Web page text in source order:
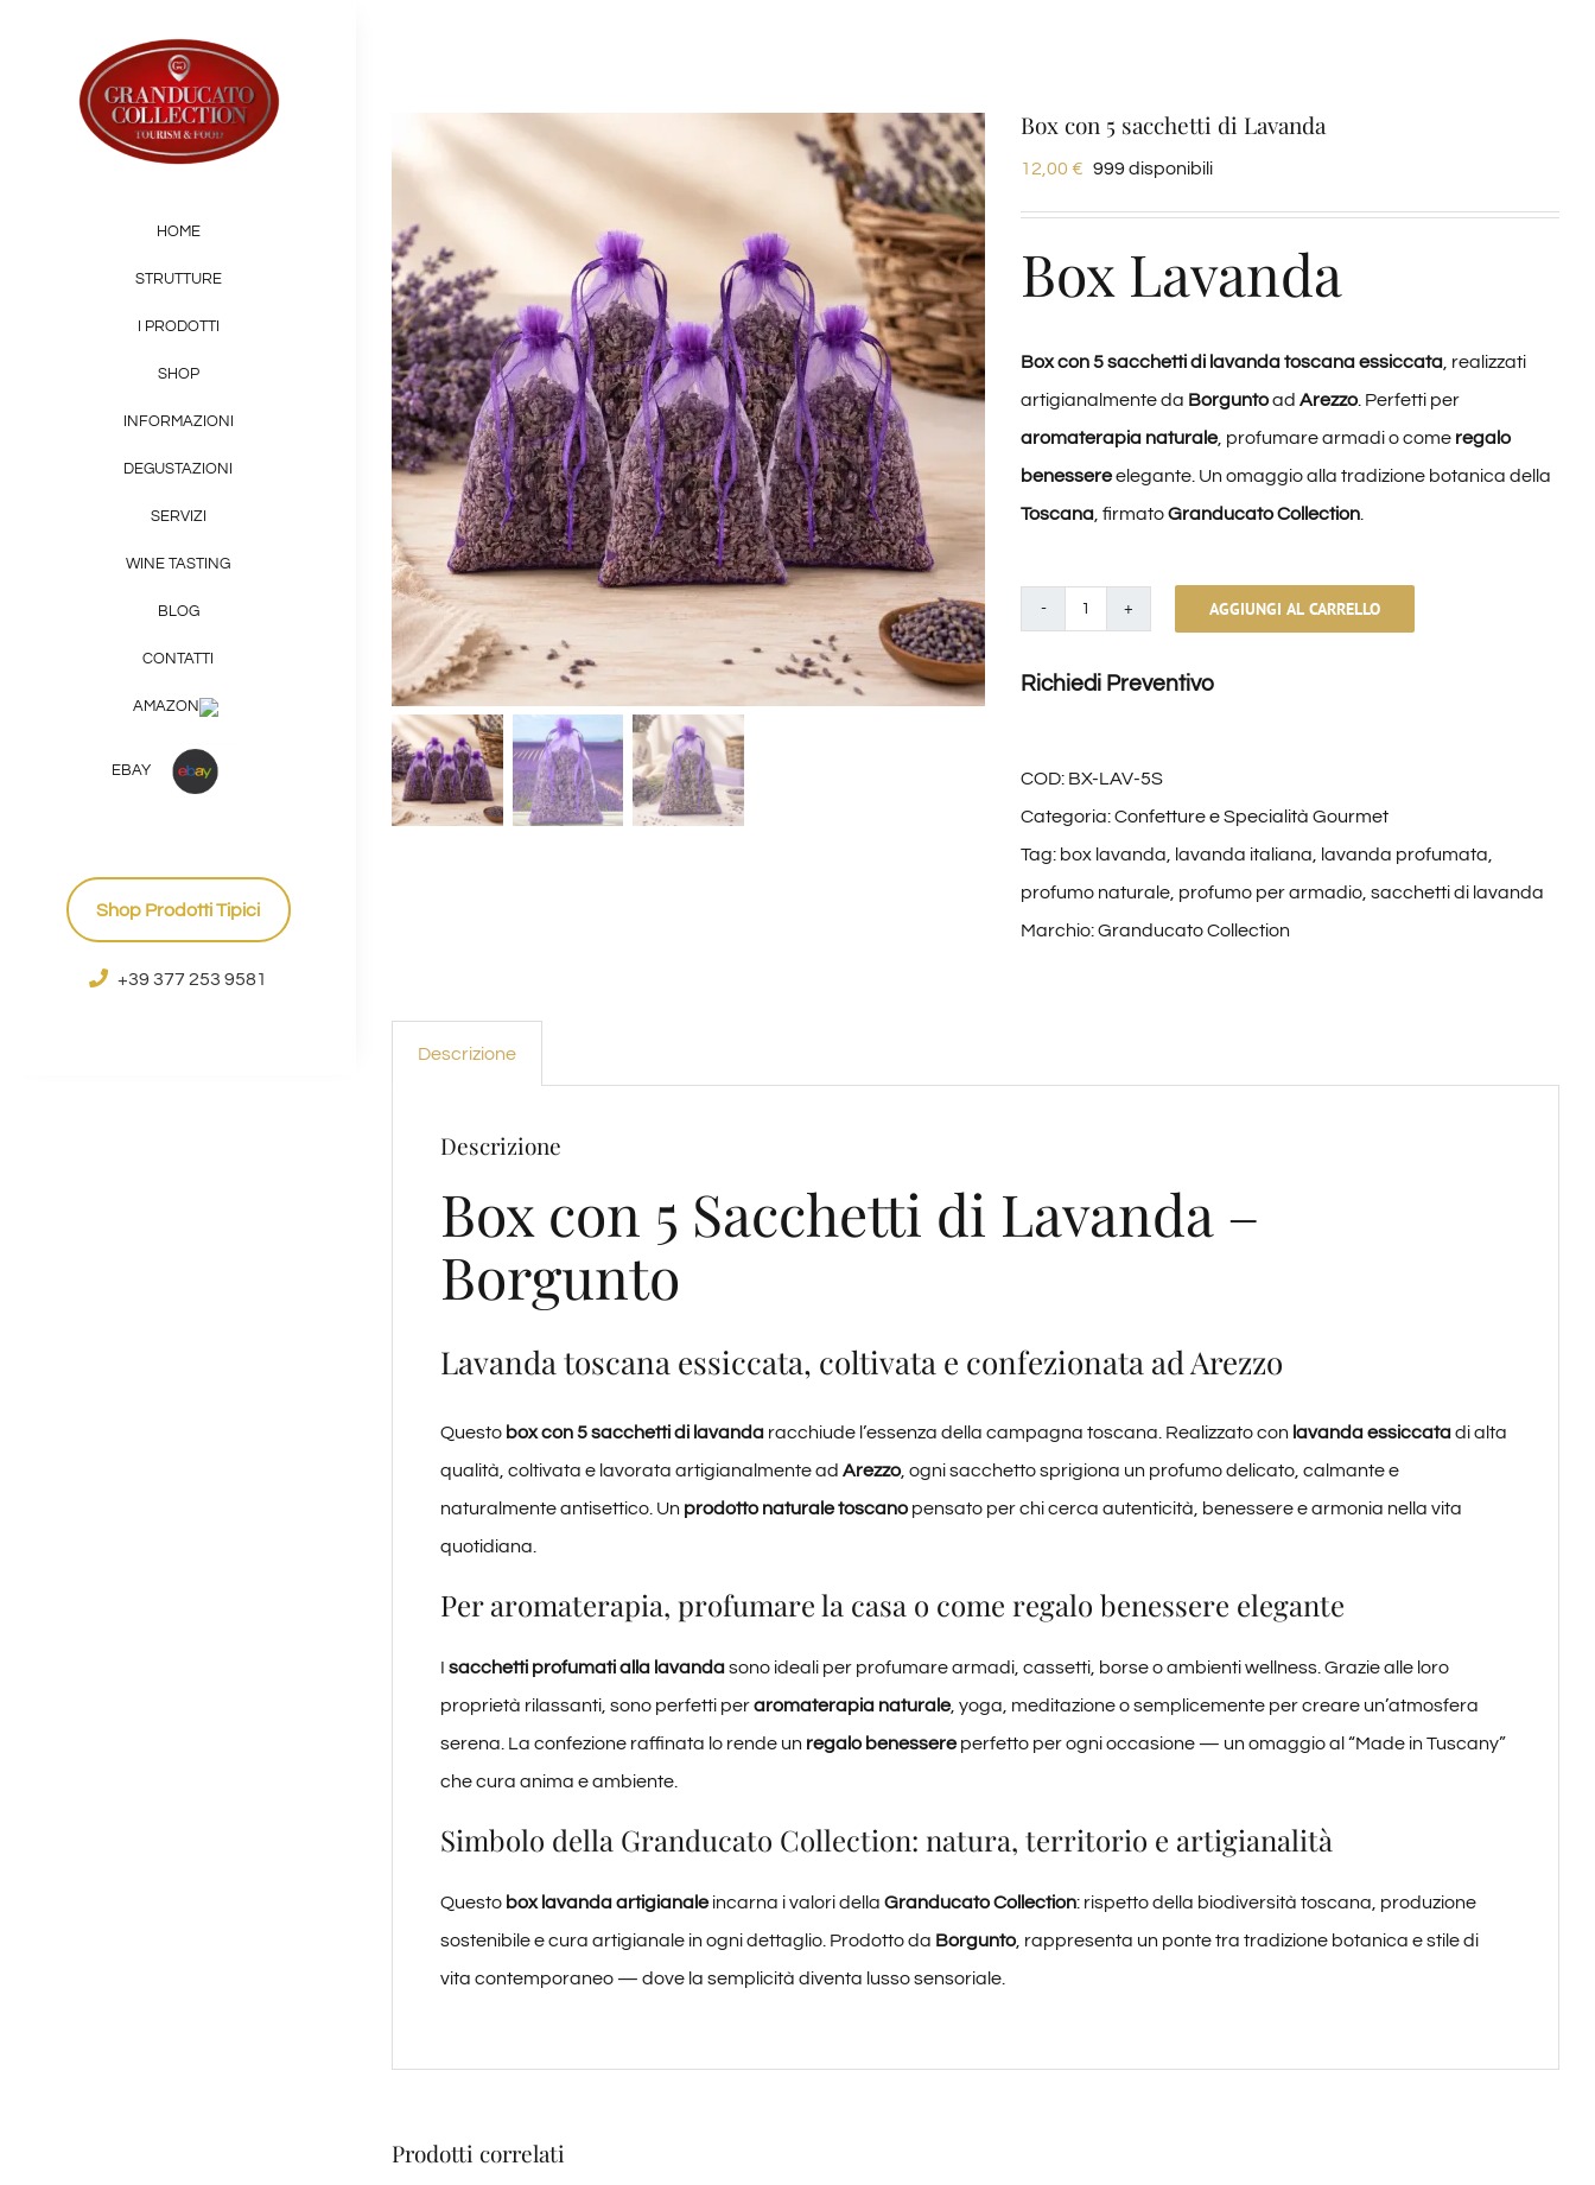
contenuto
HOME
STRUTTURE
I PRODOTTI
SHOP
INFORMAZIONI
DEGUSTAZIONI
SERVIZI
WINE TASTING
BLOG
CONTATTI
AMAZON
EBAY
Shop Prodotti Tipici
+39 377 253 9581
Box con 5 sacchetti di Lavanda
12,00 € 999 disponibili
Box Lavanda
Box con 5 sacchetti di lavanda toscana essiccata , realizzati
artigianalmente da Borguntoad Arezzo. Perfetti per
aromaterapia naturale, profumare armadi o come regalo
benessereelegante. Un omaggio alla tradizione botanica della
Toscana , firmatoGranducato Collection
Box
di
Lavanda
quantità
AGGIUNGI AL CARRELLO
Richiedi Preventivo
COD: BX-LAV-5S
Categoria:Confetture e Specialità Gourmet
Tag: box lavanda lavanda italiana lavanda profumata
profumo naturale profumo per armadio sacchetti di lavanda
Marchio:Granducato Collection
Descrizione
Descrizione
Box con 5 Sacchetti di Lavanda –
Borgunto
Lavanda toscana essiccata, coltivata e confezionata ad Arezzo
Questo box con 5 sacchetti di lavanda racchiude l’essenza della campagna toscana. Realizzato con lavanda essiccatadi alta
qualità, coltivata e lavorata artigianalmente ad Arezzo, ogni sacchetto sprigiona un profumo delicato, calmante e
naturalmente antisettico. Un prodotto naturale toscanopensato per chi cerca autenticità, benessere e armonia nella vita
quotidiana.
Per aromaterapia, profumare la casa o come regalo benessere elegante
I sacchetti profumati alla lavandasono ideali per profumare armadi, cassetti, borse o ambienti wellness. Grazie alle loro
proprietà rilassanti, sono perfetti peraromaterapia naturale, yoga, meditazione o semplicemente per creare un’atmosfera
serena. La confezione raffinata lo rende un regalo benessereperfetto per ogni occasione — un omaggio al “Made in Tuscany”
che cura anima e ambiente.
Simbolo della Granducato Collection: natura, territorio e artigianalità
Questo box lavanda artigianaleincarna i valori della Granducato Collection: rispetto della biodiversità toscana, produzione
sostenibile e cura artigianale in ogni dettaglio. Prodotto da Borgunto, rappresenta un ponte tra tradizione botanica e stile di
vita contemporaneo — dove la semplicità diventa lusso sensoriale.
Prodotti correlati